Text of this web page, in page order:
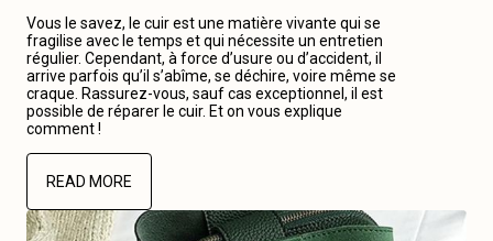
Vous le savez, le cuir est une matière vivante qui se
fragilise avec le temps et qui nécessite un entretien
régulier. Cependant, à force d’usure ou d’accident, il
arrive parfois qu’il s’abîme, se déchire, voire même se
craque. Rassurez-vous, sauf cas exceptionnel, il est
possible de réparer le cuir. Et on vous explique
comment !
READ MORE